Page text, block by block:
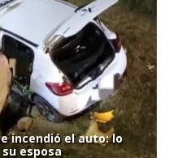
incendió el auto: lo
esposa